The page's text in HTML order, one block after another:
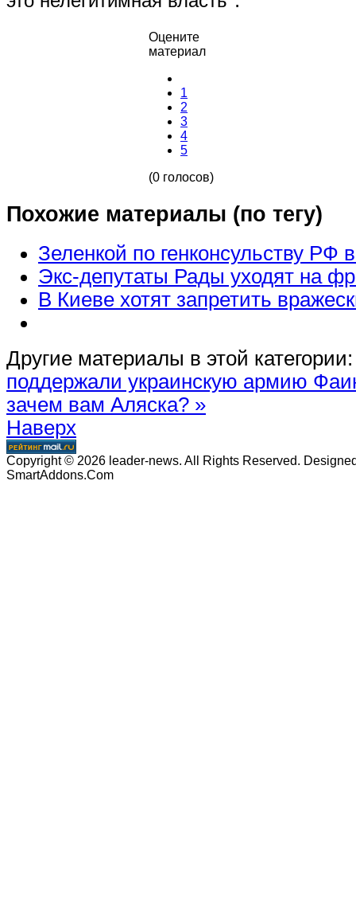
Оцените
материал
1
2
3
4
5
(0 голосов)
Похожие материалы (по тегу)
Зеленкой по генконсульству РФ
Экс-депутаты Рады уходят на
В Киеве хотят запретить
Другие материалы в этой категории:
поддержали украинскую армию
зачем вам Аляска? »
Наверх
Copyright © 2026 leader-news. All Rights Reserved.
SmartAddons.Com